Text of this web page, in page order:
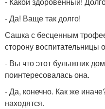
- Да! Ваще так долго!
Сашка с бесценным
сторону воспитательницы
- Вы что этот булыжник
поинтересовалась она.
- Да, конечно. Как же
находятся.